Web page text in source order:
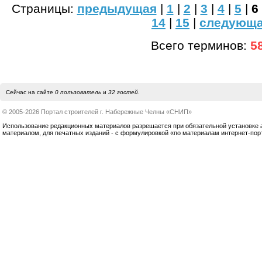
Страницы: предыдущая | 1 | 2 | 3 | 4| 5 | 6
14 | 15 |
Всего терминов:
Сейчас на сайте 0 пользовательи 32 гостей.
© 2005-2026 Портал строителей г. Набережные Челны «СНИП»
Использование редакционных материалов разрешается при обязательной установке
материалом, для печатных изданий - с формулировкой «по материалам интернет-